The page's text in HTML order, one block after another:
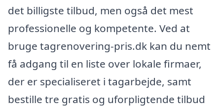
det billigste tilbud, men også det mest
professionelle og kompetente. Ved at
bruge tagrenovering-pris.dk kan du nemt
få adgang til en liste over lokale firmaer,
der er specialiseret i tagarbejde, samt
bestille tre gratis og uforpligtende tilbud